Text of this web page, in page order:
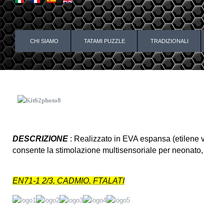
CHI SIAMO TATAMI PUZZLE TRADIZIONALI
DESCRIZIONE : Realizzato in EVA espansa (etilene
consente la stimolazione multisensoriale per
EN71-1 2/3, CADMIO, FTALATI